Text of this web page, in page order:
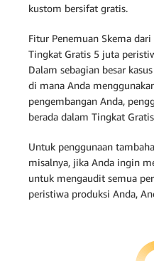
kustom bersifat gratis.
Fitur Penemuan Skema
Tingkat Gratis 5 juta
Dalam sebagian besar
di mana Anda
pengembangan Anda,
berada dalam Tingkat
Untuk penggunaan
misalnya, jika Anda ingin
untuk mengaudit semua
peristiwa produksi Anda,